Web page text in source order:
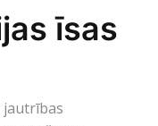
īsas
jautrības